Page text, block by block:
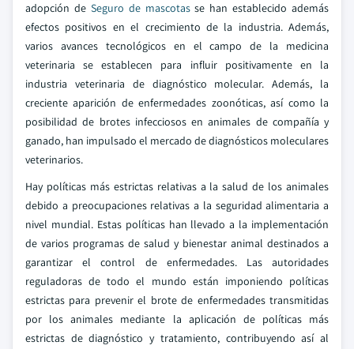
adopción de Seguro de mascotasse han establecido además
efectos positivos en el crecimiento de la industria. Además,
varios avances tecnológicos en el campo de la medicina
veterinaria se establecen para influir positivamente en la
industria veterinaria de diagnóstico molecular. Además, la
creciente aparición de enfermedades zoonóticas, así como la
posibilidad de brotes infecciosos en animales de compañía y
ganado, han impulsado el mercado de diagnósticos moleculares
veterinarios.
Hay políticas más estrictas relativas a la salud de los animales
debido a preocupaciones relativas a la seguridad alimentaria a
nivel mundial. Estas políticas han llevado a la implementación
de varios programas de salud y bienestar animal destinados a
garantizar el control de enfermedades. Las autoridades
reguladoras de todo el mundo están imponiendo políticas
estrictas para prevenir el brote de enfermedades transmitidas
por los animales mediante la aplicación de políticas más
estrictas de diagnóstico y tratamiento, contribuyendo así al